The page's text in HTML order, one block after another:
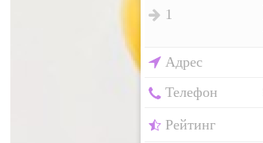
1
Адрес
Телефон
Рейтинг